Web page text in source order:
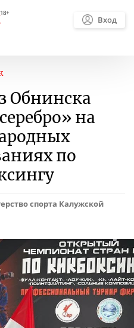
Вход
Обнинска
на
по
спорта Калужской